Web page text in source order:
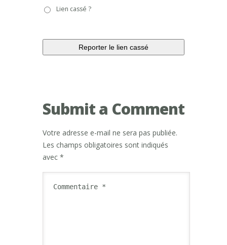
casséLien cassé ?
Submit a Comment
Votre adresse e-mail ne sera pas publiée.
Les champs obligatoires sont indiqués
avec *